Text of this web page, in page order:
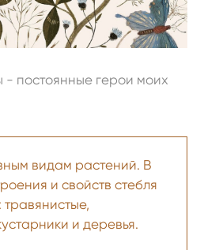
- постоянные герои моих
видам растений. В
и свойств стебля
и деревья.